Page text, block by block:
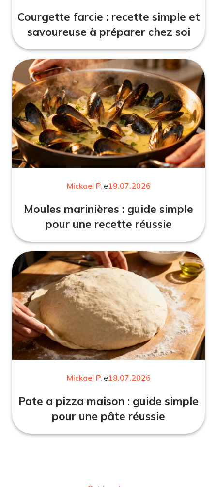
Courgette farcie : recette simple et
savoureuse à préparer chez soi
Mickael P.le19.07.2026
Moules marinières : guide simple
pour une recette réussie
Mickael P.le18.07.2026
Pate a pizza maison : guide simple
pour une pâte réussie